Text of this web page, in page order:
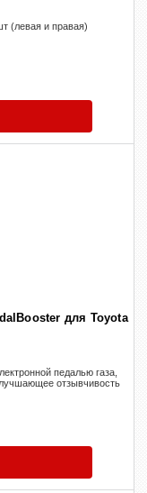
(левая и правая)
для Toyota
педалью газа,
отзывчивость